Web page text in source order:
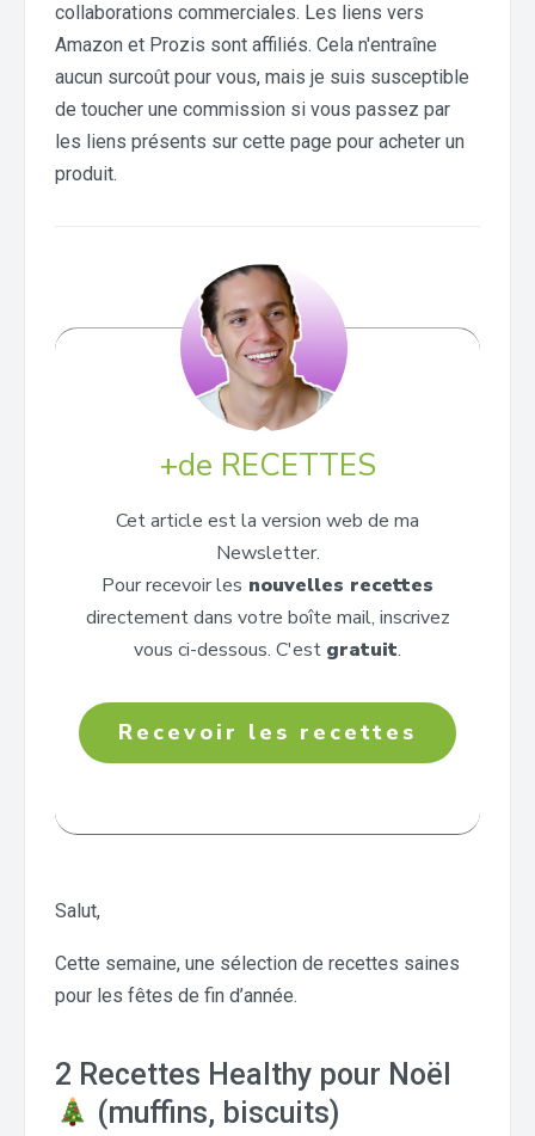
collaborations commerciales. Les liens vers
Amazon et Prozis sont affiliés. Cela n'entraîne
aucun surcoût pour vous, mais je suis susceptible
de toucher une commission si vous passez par
les liens présents sur cette page pour acheter un
produit.
+de RECETTES
Cet article est la version web de ma
Newsletter.
Pour recevoir les nouvelles recettes
directement dans votre boîte mail, inscrivez
vous ci-dessous. C'est gratuit.
Recevoir les recettes
Salut,
Cette semaine, une sélection de recettes saines
pour les fêtes de fin d’année.
2 Recettes Healthy pour Noël
(muffins, biscuits)